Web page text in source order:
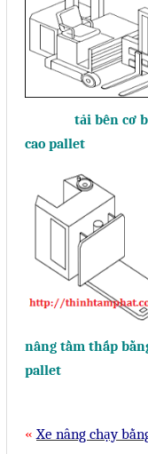
tải bên
cao pallet
nâng tầm thấp
pallet
« Xe nâng chạy